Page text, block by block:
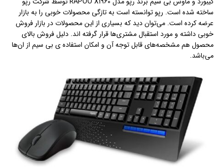
ساخته شده است. رپو توانسته است به تازگی محصولات خوبی را به بازار
عرضه کرده است. می‌توان دید که بسیاری از این محصولات در بازار فروش
خوبی داشته و مورد استقبال مشتری‌ها قرار گرفته اند. دلیل فروش بالای
محصول هم مشخصه‌های قابل توجه آن و امکان استفاده ی بی سیم از ان‌ها
می‌باشد.